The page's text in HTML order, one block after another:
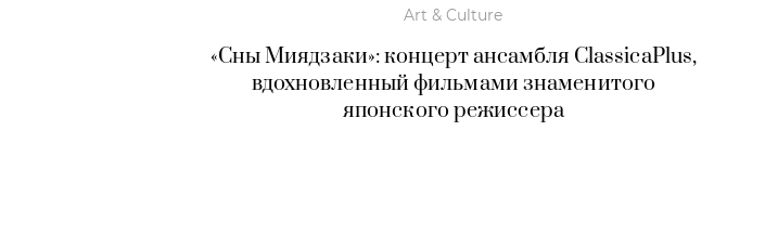
Art & Culture
«Сны Миядзаки»: концерт ансамбля ClassicaPlus,
вдохновленный фильмами знаменитого
японского режиссера